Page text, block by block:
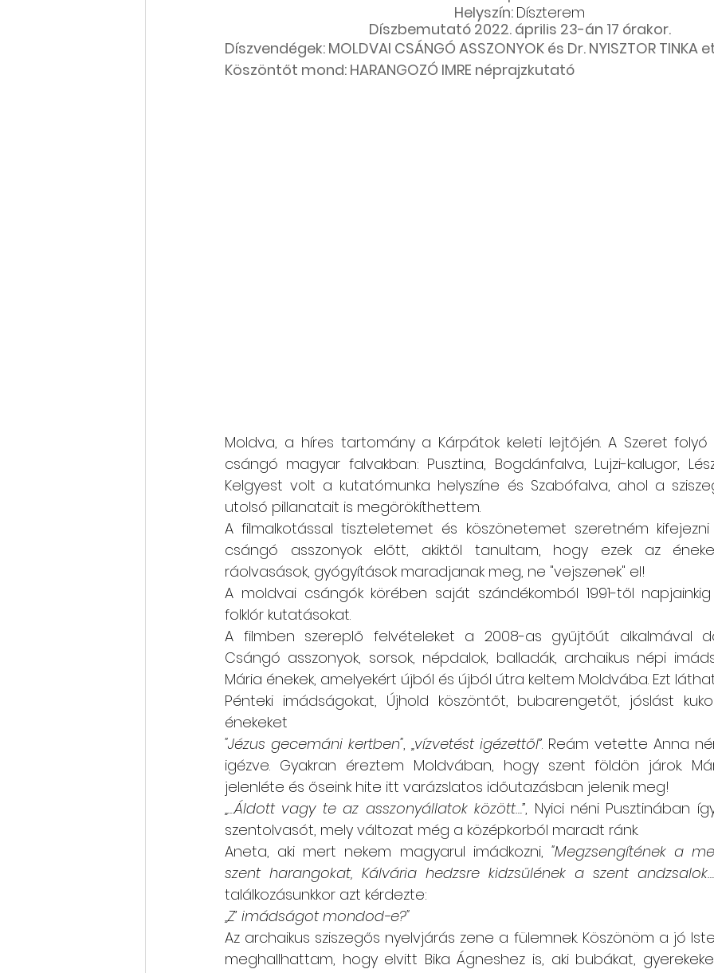
Helyszín: Díszterem
Díszbemutató 2022. április 23-án 17 órakor.
Díszvendégek: MOLDVAI CSÁNGÓ ASSZONYOK és Dr. NYISZTOR
Köszöntőt mond: HARANGOZÓ IMRE néprajzkutató
Moldva, a híres tartomány a Kárpátok keleti lejtőjén. A Szeret
csángó magyar falvakban: Pusztina, Bogdánfalva, Lujzi-kalugor,
Kelgyest volt a kutatómunka helyszíne és Szabófalva, ahol a
utolsó pillanatait is megörökíthettem.
A filmalkotással tiszteletemet és köszönetemet szeretném
csángó asszonyok előtt, akiktől tanultam, hogy ezek az
ráolvasások, gyógyítások maradjanak meg, ne "vejszenek" el!
A moldvai csángók körében saját szándékomból 1991-től
folklór kutatásokat.
A filmben szereplő felvételeket a 2008-as gyűjtőút alkalmával
Csángó asszonyok, sorsok, népdalok, balladák, archaikus népi
Mária énekek, amelyekért újból és újból útra keltem Moldvába. Ezt
Pénteki imádságokat, Újhold köszöntőt, bubarengetőt, jóslást
énekeket
"Jézus gecemáni kertben", „vízvetést igézettől”. Reám vetette Anna
igézve. Gyakran éreztem Moldvában, hogy szent földön járok.
jelenléte és őseink hite itt varázslatos időutazásban jelenik meg!
„…Áldott vagy te az asszonyállatok között…”, Nyici néni Pusztinában
szentolvasót, mely változat még a középkorból maradt ránk.
Aneta, aki mert nekem magyarul imádkozni, "Megzsengítének a
szent harangokat, Kálvária hedzsre kidzsűlének a szent
találkozásunkkor azt kérdezte:
„Z’ imádságot mondod-e?"
Az archaikus sziszegős nyelvjárás zene a fülemnek. Köszönöm a jó
meghallhattam, hogy elvitt Bika Ágneshez is, aki bubákat,